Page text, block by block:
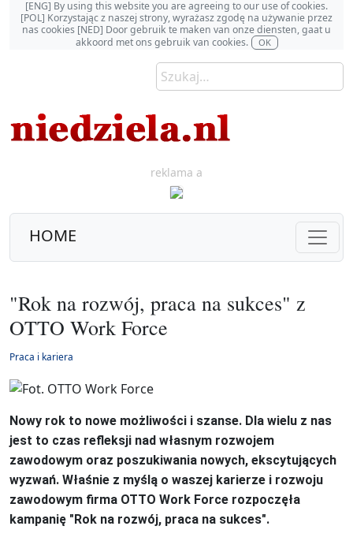
[ENG] By using this website you are agreeing to our use of cookies.
[POL] Korzystając z naszej strony, wyrażasz zgodę na używanie przez
nas cookies [NED] Door gebruik te maken van onze diensten, gaat u
akkoord met ons gebruik van cookies.
OK
reklama a
HOME
"Rok na rozwój, praca na sukces" z
OTTO Work Force
Praca i kariera
Nowy rok to nowe możliwości i szanse. Dla wielu z nas
jest to czas refleksji nad własnym rozwojem
zawodowym oraz poszukiwania nowych, ekscytujących
wyzwań. Właśnie z myślą o waszej karierze i rozwoju
zawodowym firma OTTO Work Force rozpoczęła
kampanię "Rok na rozwój, praca na sukces".